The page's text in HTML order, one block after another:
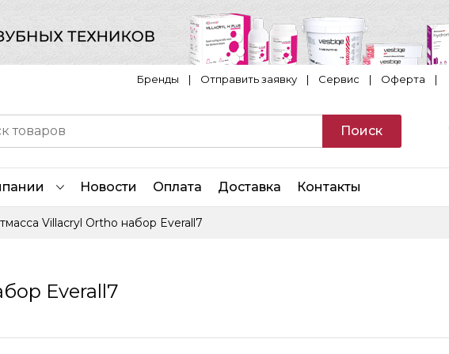
Бренды | Отправить заявку| Сервис | Оферта |
Поиск
Новости Оплата Доставка Контакты
Villacryl Ortho набор Everall7
Everall7